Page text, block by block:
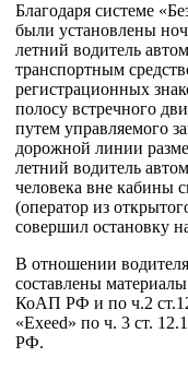
Благодаря системе
были установлены
летний водитель
транспортным
регистрационных
полосу встречного
путем управляемого
дорожной линии
летний водитель
человека вне кабины
(оператор из
совершил остановку
В отношении
составлены
КоАП РФ и по ч.2
«Exeed» по ч. 3 ст.
РФ.